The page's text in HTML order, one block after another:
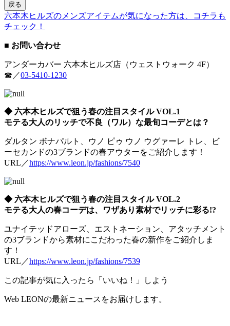
戻る
六本木ヒルズのメンズアイテムが気になった方は、コチラも
チェック！
■ お問い合わせ
アンダーカバー 六本木ヒルズ店（ウェストウォーク 4F）
☎︎／03-5410-1230
◆ 六本木ヒルズで狙う春の注目スタイル VOL.1
モテる大人のリッチで不良（ワル）な最旬コーデとは？
ダルタン ボナパルト、ウノ ピゥ ウノ ウグァーレ トレ、ビ
ーセカンドの3ブランドの春アウターをご紹介します！
URL／https://www.leon.jp/fashions/7540
◆ 六本木ヒルズで狙う春の注目スタイル VOL.2
モテる大人の春コーデは、ワザあり素材でリッチに彩る!?
ユナイテッドアローズ、エストネーション、アタッチメント
の3ブランドから素材にこだわった春の新作をご紹介しま
す！
URL／https://www.leon.jp/fashions/7539
この記事が気に入ったら「いいね！」しよう
Web LEONの最新ニュースをお届けします。